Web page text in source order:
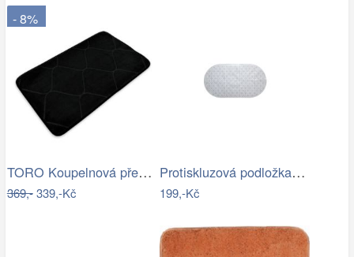
- 8%
TORO Koupelnová předložka 50x80 černá
369,-339,-Kč
Protiskluzová podložka do koupelny…
199,-Kč